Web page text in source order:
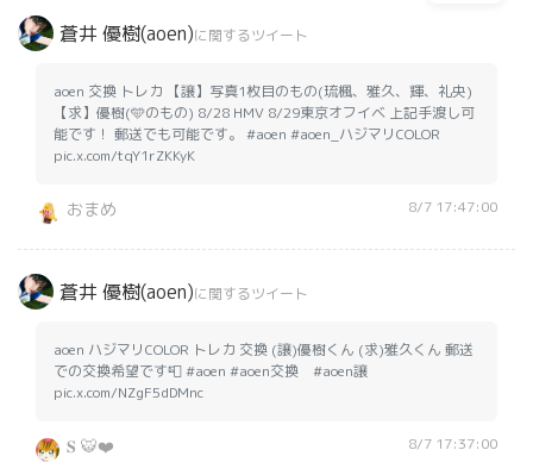
蒼井 優樹(aoen)に関するツイート
aoen 交換 トレカ 【譲】写真1枚目のもの(琉楓、雅久、輝、礼央)
【求】優樹(🩵のもの) 8/28 HMV 8/29東京オフイベ 上記手渡し可
能です！ 郵送でも可能です。 #aoen #aoen_ハジマリCOLOR
pic.x.com/tqY1rZKKyK
おまめ 8/7 17:47:00
蒼井 優樹(aoen)に関するツイート
aoen ハジマリCOLOR トレカ 交換 (譲)優樹くん (求)雅久くん 郵送
での交換希望です📮 #aoen #aoen交換 #aoen譲
pic.x.com/NZgF5dDMnc
𝐒 🐯❤️ 8/7 17:37:00